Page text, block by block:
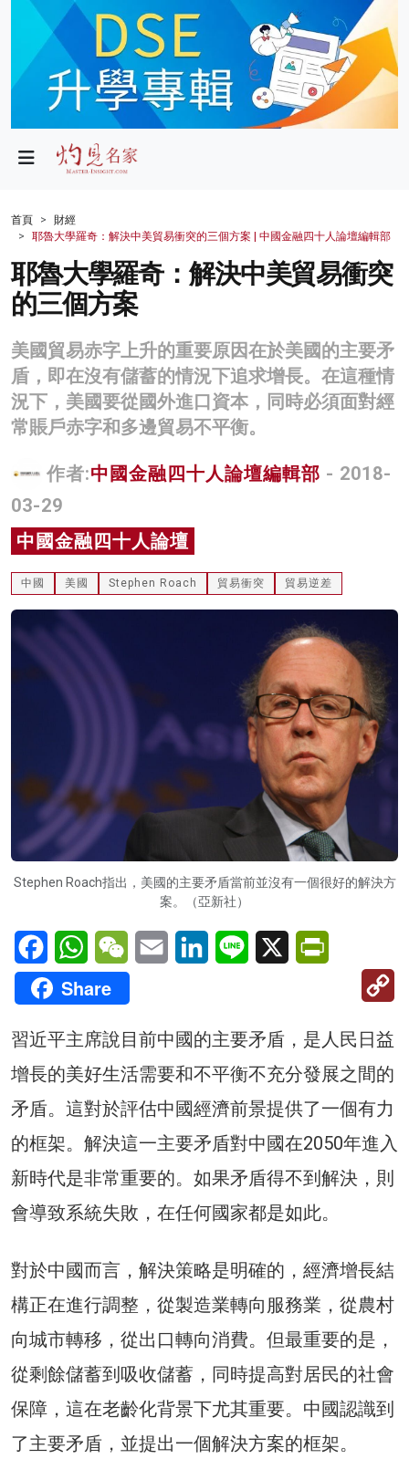
政局
財經
生活
健康
商業
科技
影片
名家榜
灼見活動
關於我們
首頁
財經
耶魯大學羅奇：解決中美貿易衝突的三個方案 | 中國金融四十人論壇編輯部
耶魯大學羅奇：解決中美貿易衝突
的三個方案
美國貿易赤字上升的重要原因在於美國的主要矛
盾，即在沒有儲蓄的情況下追求增長。在這種情
況下，美國要從國外進口資本，同時必須面對經
常賬戶赤字和多邊貿易不平衡。
作者:中國金融四十人論壇編輯部 - 2018-
03-29
中國金融四十人論壇
中國 美國 Stephen Roach 貿易衝突 貿易逆差
Stephen Roach指出，美國的主要矛盾當前並沒有一個很好的解決方
案。（亞新社）
FacebookWhatsAppWeChatEmail LinkedInLine X
Share
習近平主席說目前中國的主要矛盾，是人民日益
增長的美好生活需要和不平衡不充分發展之間的
矛盾。這對於評估中國經濟前景提供了一個有力
的框架。解決這一主要矛盾對中國在2050年進入
新時代是非常重要的。如果矛盾得不到解決，則
會導致系統失敗，在任何國家都是如此。
對於中國而言，解決策略是明確的，經濟增長結
構正在進行調整，從製造業轉向服務業，從農村
向城市轉移，從出口轉向消費。但最重要的是，
從剩餘儲蓄到吸收儲蓄，同時提高對居民的社會
保障，這在老齡化背景下尤其重要。中國認識到
了主要矛盾，並提出一個解決方案的框架。